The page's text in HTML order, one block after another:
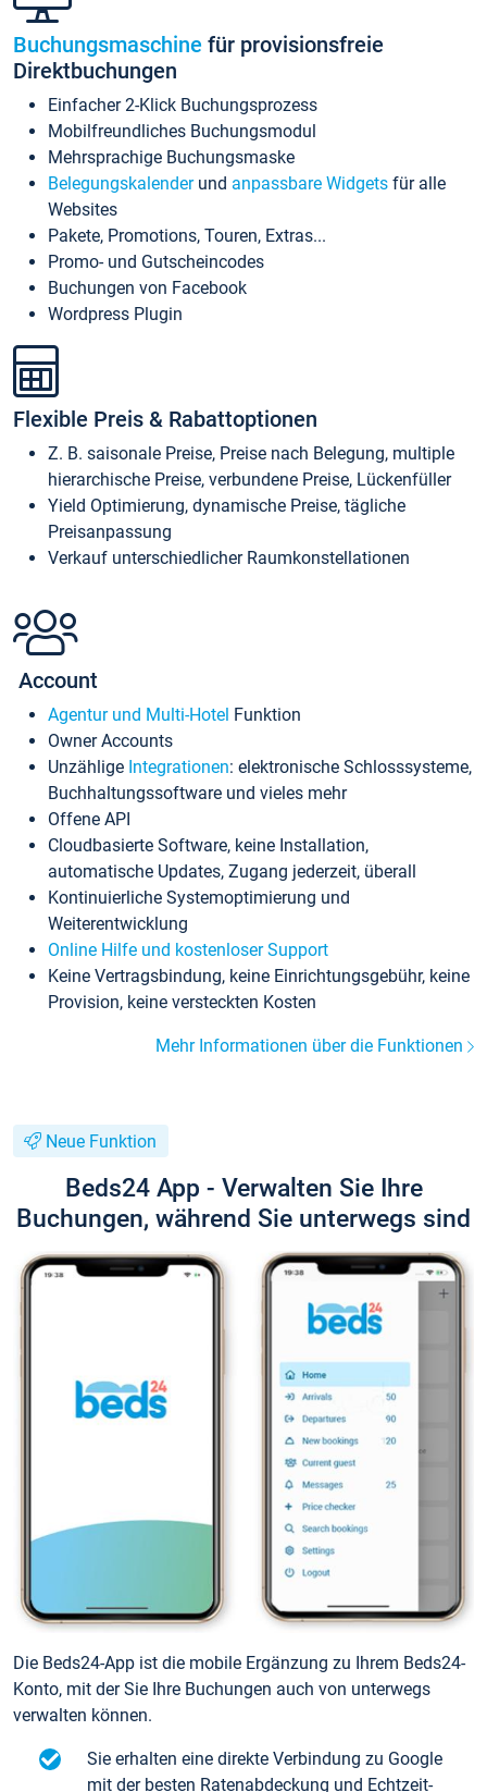
Buchungsmaschine für provisionsfreie
Direktbuchungen
Einfacher 2-Klick Buchungsprozess
Mobilfreundliches Buchungsmodul
Mehrsprachige Buchungsmaske
Belegungskalenderund anpassbare Widgets für alle
Websites
Pakete, Promotions, Touren, Extras...
Promo- und Gutscheincodes
Buchungen von Facebook
Wordpress Plugin
Flexible Preis & Rabattoptionen
Z. B. saisonale Preise, Preise nach Belegung, multiple
hierarchische Preise, verbundene Preise, Lückenfüller
Yield Optimierung, dynamische Preise, tägliche
Preisanpassung
Verkauf unterschiedlicher Raumkonstellationen
Account
Agentur und Multi-Hotel Funktion
Owner Accounts
Unzählige Integrationen: elektronische Schlosssysteme,
Buchhaltungssoftware und vieles mehr
Offene API
Cloudbasierte Software, keine Installation,
automatische Updates, Zugang jederzeit, überall
Kontinuierliche Systemoptimierung und
Weiterentwicklung
Online Hilfe und kostenloser Support
Keine Vertragsbindung, keine Einrichtungsgebühr, keine
Provision, keine versteckten Kosten
Mehr Informationen über die Funktionen
Neue Funktion
Beds24 App - Verwalten Sie Ihre
Buchungen, während Sie unterwegs sind
Die Beds24-App ist die mobile Ergänzung zu Ihrem Beds24-
Konto, mit der Sie Ihre Buchungen auch von unterwegs
verwalten können.
Sie erhalten eine direkte Verbindung zu Google
mit der besten Ratenabdeckung und Echtzeit-